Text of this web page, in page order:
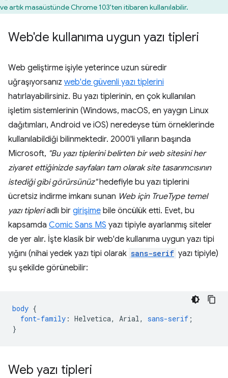
ve artık masaüstünde Chrome 103'ten itibaren kullanılabilir.
Web'de kullanıma uygun yazı tipleri
Web geliştirme işiyle yeterince uzun süredir
uğraşıyorsanız web'de güvenli yazı tiplerini
hatırlayabilirsiniz. Bu yazı tiplerinin, en çok kullanılan
işletim sistemlerinin (Windows, macOS, en yaygın Linux
dağıtımları, Android ve iOS) neredeyse tüm örneklerinde
kullanılabildiği bilinmektedir. 2000'li yılların başında
Microsoft, "Bu yazı tiplerini belirten bir web sitesini her
ziyaret ettiğinizde sayfaları tam olarak site tasarımcısının
istediği gibi görürsünüz"hedefiyle bu yazı tiplerini
ücretsiz indirme imkanı sunan Web için TrueType temel
yazı tipleriadlı bir girişime bile öncülük etti. Evet, bu
kapsamda Comic Sans MS yazı tipiyle ayarlanmış siteler
de yer alır. İşte klasik bir web'de kullanıma uygun yazı tipi
yığını (nihai yedek yazı tipi olarak sans-serif yazı tipiyle)
şu şekilde görünebilir:
body {
font-family : Helvetica, Arial, sans-serif ;
}
Web yazı tipleri